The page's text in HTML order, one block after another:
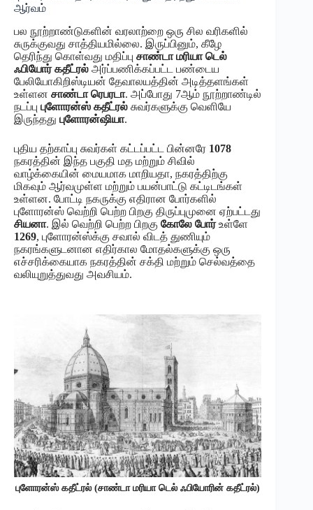
ஆர்வம்
பல நூற்றாண்டுகளின் வரலாற்றை ஒரு சில வரிகளில்
சுருக்குவது சாத்தியமில்லை. இருப்பினும், கீழே
தெரிந்து கொள்வது மதிப்பு சாண்டா மரியா டெல்
ஃபியோர் கதீட்ரல் அர்ப்பணிக்கப்பட்ட பண்டைய
பேலியோகிறிஸ்டியன் தேவாலயத்தின் அடித்தளங்கள்
உள்ளன சாண்டா ரெபரடா. அப்போது 7ஆம் நூற்றாண்டில்
நடப்பு புளோரன்ஸ் கதீட்ரல் சுவர்களுக்கு வெளியே
இருந்தது புளோரன்ஷியா.
புதிய தற்காப்பு சுவர்கள் கட்டப்பட்ட பின்னரே 1078
நகரத்தின் இந்த பகுதி மத மற்றும் சிவில்
வாழ்க்கையின் மையமாக மாறியதா, நகரத்திற்கு
மிகவும் ஆர்வமுள்ள மற்றும் பயன்பாட்டு கட்டிடங்கள்
உள்ளன. போட்டி நகருக்கு எதிரான போர்களில்
புளோரன்ஸ் வெற்றி பெற்ற பிறகு திருப்புமுனை ஏற்பட்டது
சியனா. இல் வெற்றி பெற்ற பிறகு கோலே போர்உள்ளே
1269, புளோரன்ஸ்க்கு சவால் விடத் துணியும்
நகரங்களுடனான எதிர்கால மோதல்களுக்கு ஒரு
எச்சரிக்கையாக நகரத்தின் சக்தி மற்றும் செல்வத்தை
வலியுறுத்துவது அவசியம்.
புளோரன்ஸ் கதீட்ரல் (சாண்டா மரியா டெல் ஃபியோரின் கதீட்ரல்)